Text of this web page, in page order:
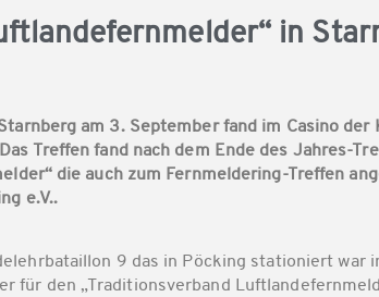
in
am 3. September fand im Casino
Treffen fand nach dem Ende des Jahres-
die auch zum Fernmeldering-Treffen
e.V..
9 das in Pöcking stationiert war
für den „Traditionsverband